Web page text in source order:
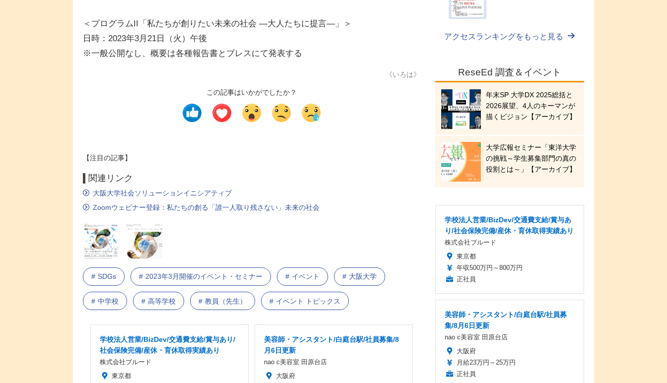
＜プログラムII「私たちが創りたい未来の社会 ―大人たちに提言―」＞
日時：2023年3月21日（火）午後
※一般公開なし、概要は各種報告書とプレスにて発表する
《いろは》
この記事はいかがでしたか？
【注目の記事】
関連リンク
大阪大学社会ソリューションイニシアティブ
Zoomウェビナー登録：私たちの創る「誰一人取り残さない」未来の社会
SDGs 2023年3月開催のイベント・セミナー イベント 大阪大学
中学校 高等学校 教員（先生） イベント トピックス
学校法人営業/BizDev/交通費支給/賞与あり/
社会保険完備/産休・育休取得実績あり
株式会社ブルード
東京都
美容師・アシスタント/白庭台駅/社員募集/8
月6日更新
nao c美容室 田原台店
大阪府
アクセスランキングをもっと見る
ReseEd 調査＆イベント
年末SP 大学DX 2025総括と
2026展望、4人のキーマンが
描くビジョン【アーカイブ】
大学広報セミナー「東洋大学
の挑戦～学生募集部門の真の
役割とは～」【アーカイブ】
学校法人営業/BizDev/交通費支給/賞与あ
り/社会保険完備/産休・育休取得実績あり
株式会社ブルード
東京都
年収500万円～800万円
正社員
美容師・アシスタント/白庭台駅/社員募
集/8月6日更新
nao c美容室 田原台店
大阪府
月給23万円～25万円
正社員